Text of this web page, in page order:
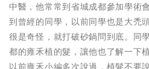
中醫，他常常到省城成都參加學術
到曾經的同學，以前同學也是大禿
很是奇怪，就打破砂鍋問到底。同
都的雍禾植的髮，讓他也了解一下